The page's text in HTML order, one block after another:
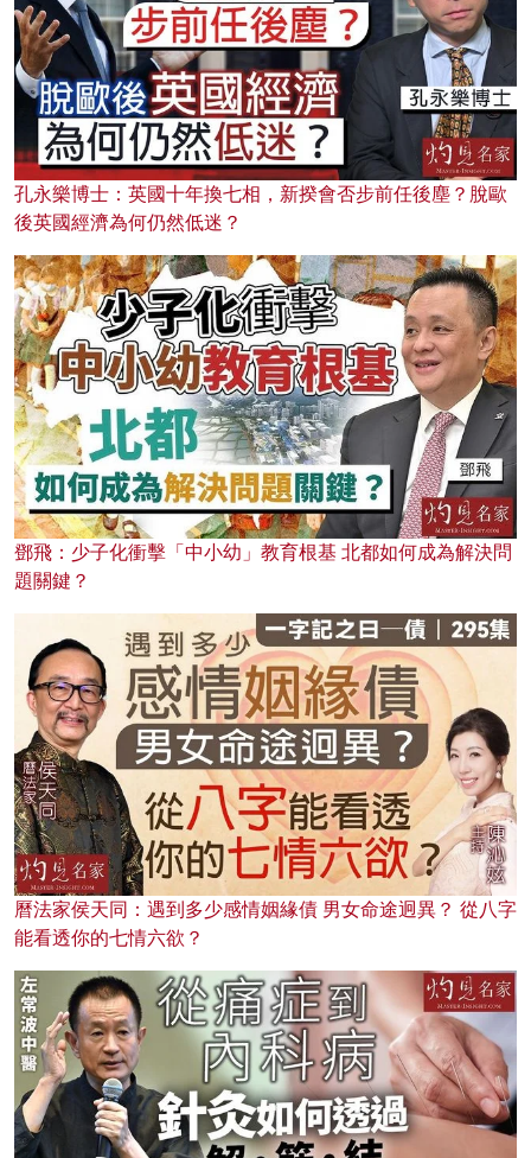
孔永樂博士：英國十年換七相，新揆會否步前任後塵？脫歐
後英國經濟為何仍然低迷？
鄧飛：少子化衝擊「中小幼」教育根基 北都如何成為解決問
題關鍵？
曆法家侯天同：遇到多少感情姻緣債 男女命途迥異？ 從八字
能看透你的七情六欲？